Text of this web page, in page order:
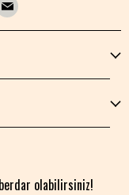
olabilirsiniz!